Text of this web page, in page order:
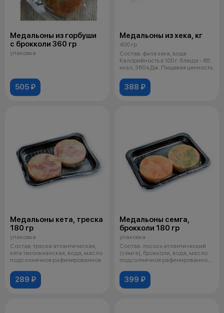
Медальоны из горбуши
с брокколи 360 гр
упаковка
505 ₽
Медальоны из хека, кг
400 гр
Состав: филе хека, вода
Калорийность в 100 г. блюда - 85
ккал, 360 кДж. Пищевая ценность:
388 ₽
Медальоны кета, треска
180 гр
упаковка
Состав: треска атлантическая,
кета тихоокеанская, вода, масло
подсолнечное рафинированное
289 ₽
Медальоны семга,
брокколи 180 гр
упаковка
Состав: лосось атлантический
(семга), брокколи, вода, масло
подсолнечное рафинированное
399 ₽